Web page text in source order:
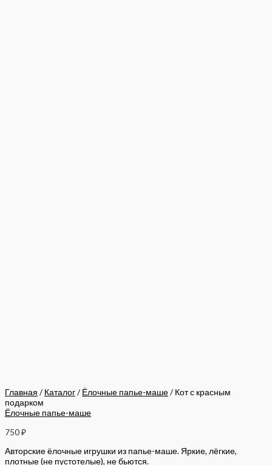
Главная / Каталог/ Ёлочные папье-маше/ Кот с красным
подарком
Ёлочные папье-маше
750₽
Авторские ёлочные игрушки из папье-маше. Яркие, лёгкие,
плотные (не пустотелые), не бьются.